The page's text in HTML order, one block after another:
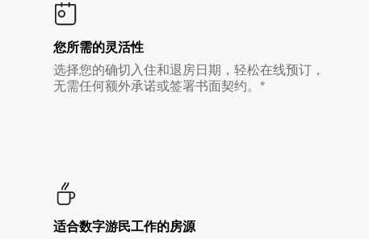
您所需的灵活性
选择您的确切入住和退房日期，轻松在线预订，
无需任何额外承诺或签署书面契约。*
适合数字游民工作的房源